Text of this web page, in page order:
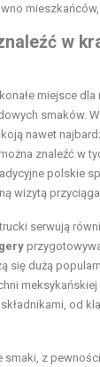
mieszkańców,
w
miejsce dla
smaków.
nawet
znaleźć w
polskie
wizytą
serwują
się dużą
od
smaki, z